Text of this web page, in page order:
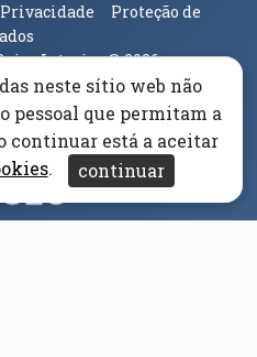
Proteção de
Interior© 2026
(abre em nova janela)
(abre em nova janela)
neste sítio web não
pessoal que permitam a
continuar está a aceitar
. continuar